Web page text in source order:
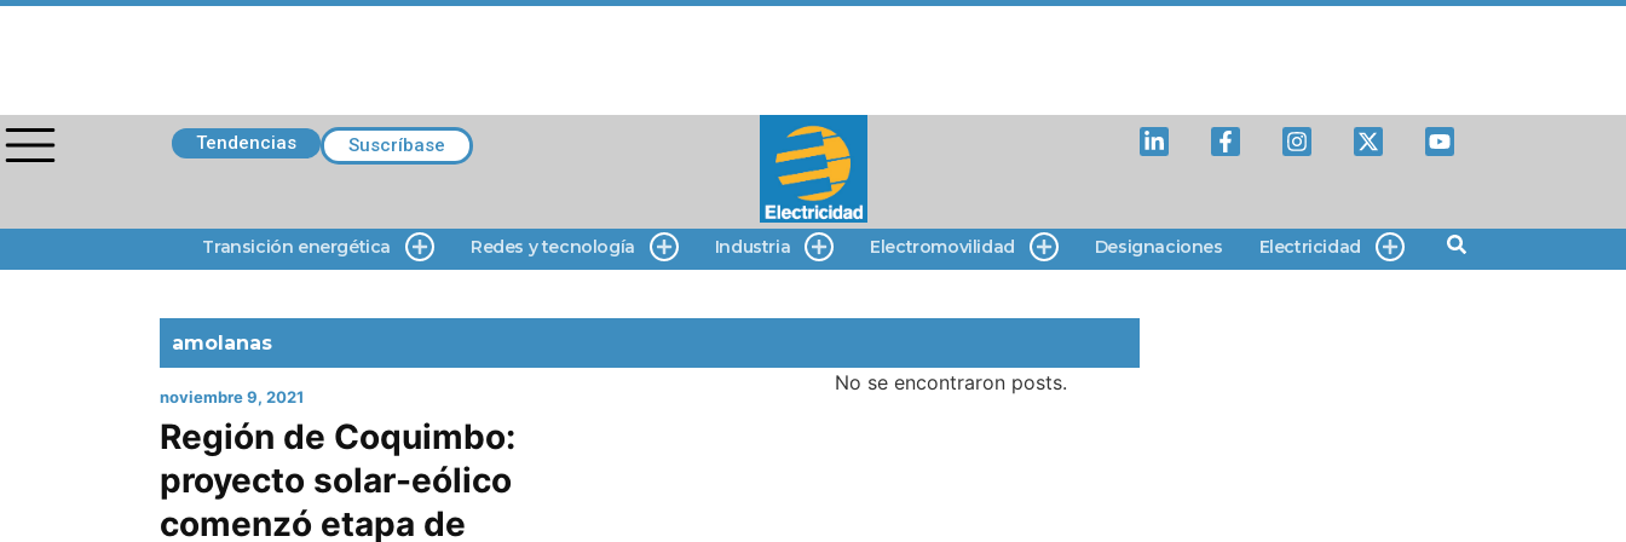
Tendencias Suscríbase
Transición energética Redes y tecnología Industria Electromovilidad Designaciones Electricidad
amolanas
noviembre 9, 2021
Región de Coquimbo:
proyecto solar-eólico
comenzó etapa de
No se encontraron posts.